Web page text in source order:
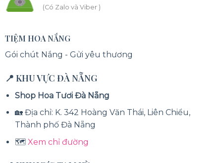
(Có Zalo và Viber )
TIỆM HOA NẮNG
Gói chút Nắng - Gửi yêu thương
📍 KHU VỰC ĐÀ NẴNG
Shop Hoa Tươi Đà Nẵng
🏡 Địa chỉ: K. 342 Hoàng Văn Thái, Liên Chiểu,
Thành phố Đà Nẵng
🗺️Xem chỉ đường